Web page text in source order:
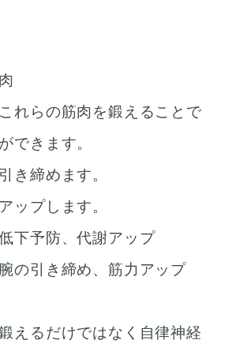
れらの筋肉を鍛えることで
できます。
き締めます。
ップします。
下予防、代謝アップ
の引き締め、筋力アップ
えるだけではなく自律神経